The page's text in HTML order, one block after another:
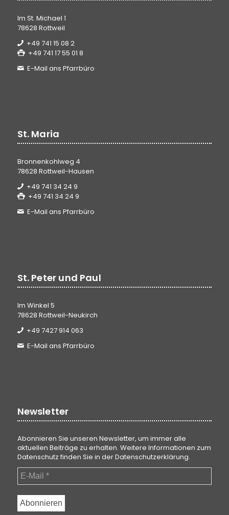
Im St. Michael 1
78628 Rottweil
+49 741 15 08 2
+49 741 17 55 01 8
E-Mail ans Pfarrbüro
St. Maria
Bronnenkohlweg 4
78628 Rottweil-Hausen
+49 741 34 24 9
+49 741 34 24 9
E-Mail ans Pfarrbüro
St. Peter und Paul
Im Winkel 5
78628 Rottweil-Neukirch
+49 7427 914 063
E-Mail ans Pfarrbüro
Newsletter
Abonnieren Sie unseren Newsletter, um immer alle
aktuellen Beiträge zu erhalten. Weitere Informationen zum
Datenschutz finden Sie in derDatenschutzerklärung.